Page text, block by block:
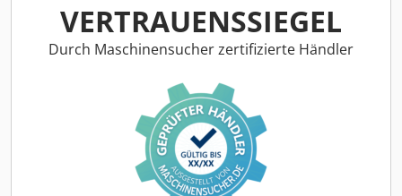
VERTRAUENSSIEGEL
Durch Maschinensucher zertifizierte Händler